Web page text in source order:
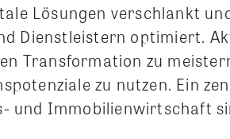
Lösungen verschlankt
Dienstleistern optimiert.
Transformation zu
zu nutzen. Ein
und Immobilienwirtschaft